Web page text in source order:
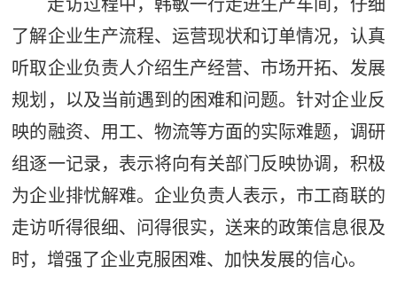
走访过程中，韩敏一行走进生产车间，仔细
了解企业生产流程、运营现状和订单情况，认真
听取企业负责人介绍生产经营、市场开拓、发展
规划，以及当前遇到的困难和问题。针对企业反
映的融资、用工、物流等方面的实际难题，调研
组逐一记录，表示将向有关部门反映协调，积极
为企业排忧解难。企业负责人表示，市工商联的
走访听得很细、问得很实，送来的政策信息很及
时，增强了企业克服困难、加快发展的信心。